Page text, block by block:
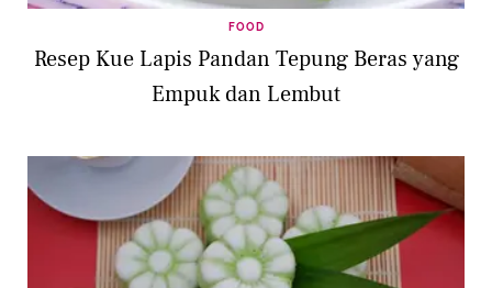
FOOD
Resep Kue Lapis Pandan Tepung Beras yang
Empuk dan Lembut